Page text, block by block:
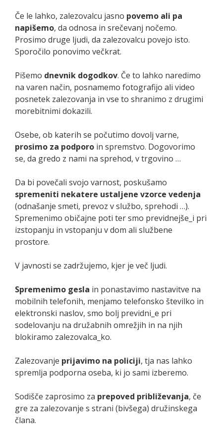
Če le lahko, zalezovalcu jasno povemo ali pa
napišemo, da odnosa in srečevanj nočemo.
Prosimo druge ljudi, da zalezovalcu povejo isto.
Sporočilo ponovimo večkrat.
Pišemo dnevnik dogodkov. Če to lahko naredimo
na varen način, posnamemo fotografijo ali video
posnetek zalezovanja in vse to shranimo z drugimi
morebitnimi dokazili.
Osebe, ob katerih se počutimo dovolj varne,
prosimo za podporo in spremstvo. Dogovorimo
se, da gredo z nami na sprehod, v trgovino …
Da bi povečali svojo varnost, poskušamo
spremeniti nekatere ustaljene vzorce vedenja
(odnašanje smeti, prevoz v službo, sprehodi …).
Spremenimo običajne poti ter smo previdnejše_i pri
izstopanju in vstopanju v dom ali službene
prostore.
V javnosti se zadržujemo, kjer je več ljudi.
Spremenimo gesla in ponastavimo nastavitve na
mobilnih telefonih, menjamo telefonsko številko in
elektronski naslov, smo bolj previdni_e pri
sodelovanju na družabnih omrežjih in na njih
blokiramo zalezovalca_ko.
Zalezovanje prijavimo na policiji, tja nas lahko
spremlja podporna oseba, ki jo sami izberemo.
Sodišče zaprosimo za prepoved približevanja, če
gre za zalezovanje s strani (bivšega) družinskega
člana.